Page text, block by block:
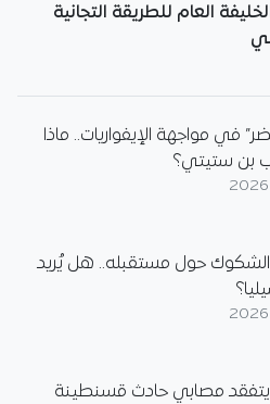
العام للطريقة التجانية
في مواجهة الإيفواريات.. ماذا
بن ستيتي؟
الشكوك حول مستقبله.. هل يُريد
يتفقد مصابي حادث قسنطينة